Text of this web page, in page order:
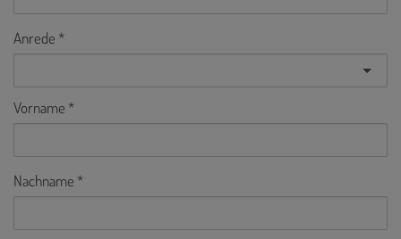
Anrede
Vorname
Nachname